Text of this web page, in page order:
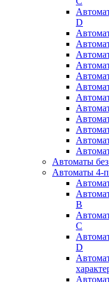
D
Автоматы
Автоматы 4-
B
C
D